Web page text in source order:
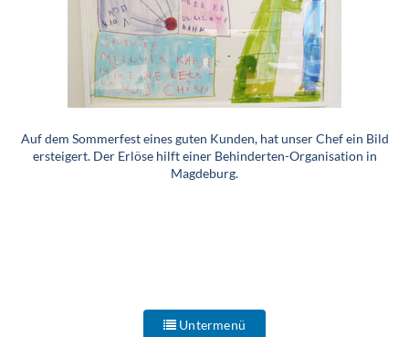
Auf dem Sommerfest eines guten Kunden, hat unser Chef ein Bild
ersteigert. Der Erlöse hilft einer Behinderten-Organisation in
Magdeburg.
Untermenü